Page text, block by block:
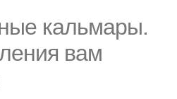
кальмары.
вам